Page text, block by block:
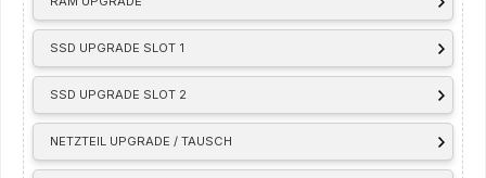
SSD UPGRADE SLOT 1
SSD UPGRADE SLOT 2
NETZTEIL UPGRADE / TAUSCH